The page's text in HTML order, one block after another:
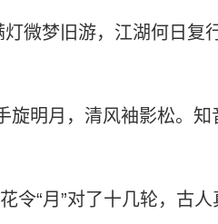
微梦旧游，江湖何日复
旋明月，清风袖影松。
“月”对了十几轮，古人